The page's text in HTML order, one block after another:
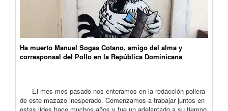
Ha muerto Manuel Sogas Cotano, amigo del alma y
corresponsal del Pollo en la República Dominicana
El mes mes pasado nos enteramos en la redacción pollera
de este mazazo inesperado. Comenzamos a trabajar juntos en